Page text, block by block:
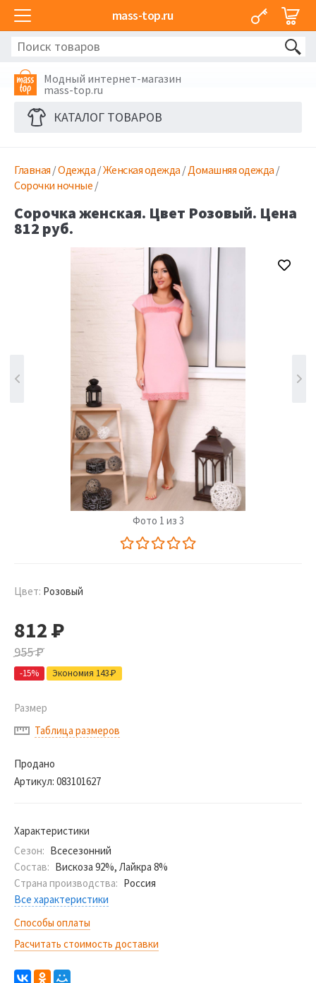
mass-top.ru
Модный интернет-магазин
mass-top.ru
КАТАЛОГ ТОВАРОВ
Главная /Одежда /Женская одежда /Домашняя одежда /
Сорочки ночные /
Сорочка женская. Цвет Розовый. Цена
812 руб.
Фото 1 из 3
Цвет: Розовый
812Р
955Р
-15% Экономия 143Р
Размер
Таблица размеров
Продано
Артикул: 083101627
Характеристики
Сезон: Всесезонний
Состав: Вискоза 92%, Лайкра 8%
Страна производства: Россия
Все характеристики
Способы оплаты
Расчитать стоимость доставки